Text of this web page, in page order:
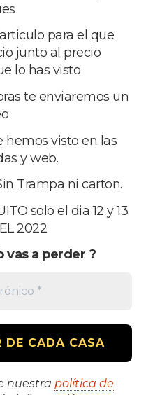
para el que
junto al precio
lo has visto
te enviaremos un
hemos visto en las
y web.
Trampa ni carton.
solo el dia 12 y 13
2022
vas a perder ?
nuestra política de
precio